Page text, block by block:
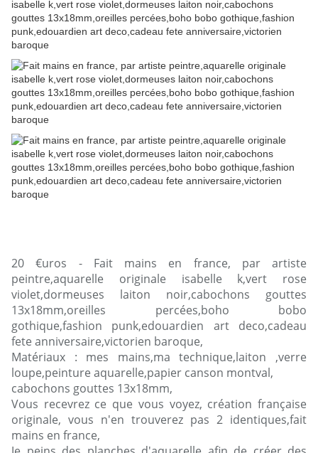
20 €uros - Fait mains en france, par artiste
peintre,aquarelle originale isabelle k,vert rose
violet,dormeuses laiton noir,cabochons gouttes
13x18mm,oreilles percées,boho bobo
gothique,fashion punk,edouardien art deco,cadeau
fete anniversaire,victorien baroque,
Matériaux : mes mains,ma technique,laiton ,verre
loupe,peinture aquarelle,papier canson montval,
cabochons gouttes 13x18mm,
Vous recevrez ce que vous voyez, création française
originale, vous n'en trouverez pas 2 identiques,fait
mains en france,